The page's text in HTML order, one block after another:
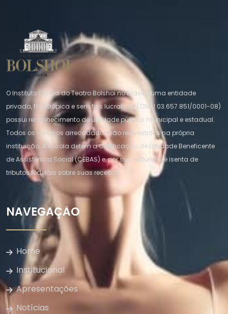
O Instituto Escola do Teatro Bolshoi no Brasil é uma entidade
privada, filantrópica e sem fins lucrativos (CNPJ 03.657.851/0001-08)
possui reconhecimento de utilidade pública municipal e estadual.
Todos os recursos arrecadados são reinvestidos na própria
instituição. A escola detém a Certificação de Entidade Beneficente
de Assistência Social (CEBAS) e, por sua natureza, é isenta de
tributos federais sobre suas receitas.
NAVEGAÇÃO
Home
Institucional
Apresentações
Notícias